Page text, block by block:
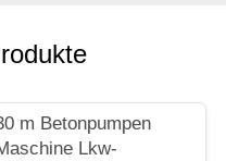
m Betonpumpen
Lkw-